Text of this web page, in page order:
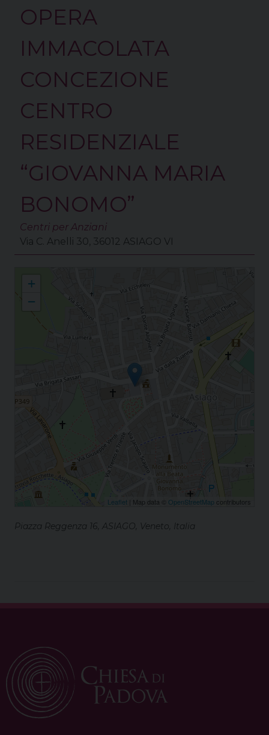
OPERA
IMMACOLATA
CONCEZIONE
CENTRO
RESIDENZIALE
“GIOVANNA MARIA
BONOMO”
Centri per Anziani
Via C. Anelli 30, 36012 ASIAGO VI
+
−
Leaflet | Map data © OpenStreetMap contributors
Piazza Reggenza 16, ASIAGO, Veneto, Italia